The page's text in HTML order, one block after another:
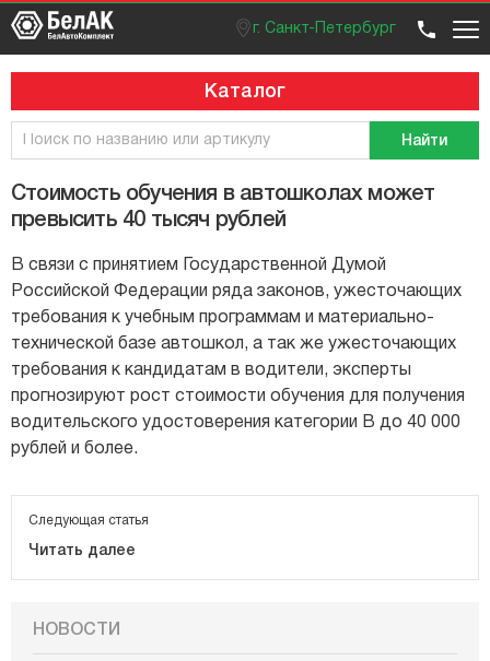
г. Санкт-Петербург
Розничный отдел
Вход / регистрация
Каталог
Найти
НОВОСТИ
Стоимость обучения в автошколах может
превысить 40 тысяч рублей
В связи с принятием Государственной Думой
Российской Федерации ряда законов, ужесточающих
требования к учебным программам и материально-
технической базе автошкол, а так же ужесточающих
требования к кандидатам в водители, эксперты
прогнозируют рост стоимости обучения для получения
водительского удостоверения категории В до 40 000
рублей и более.
Следующая статья
Читать далее